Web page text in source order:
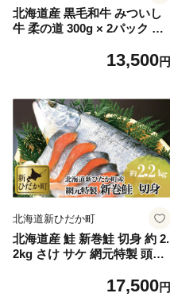
北海道産 黒毛和牛 みついし
牛 柔の道 300g × 2パック 牛
やわらか 焼肉 野菜炒め
13,500円
北海道新ひだか町
北海道産 鮭 新巻鮭 切身 約 2.
2kg さけ サケ 網元特製 頭付
17,500円